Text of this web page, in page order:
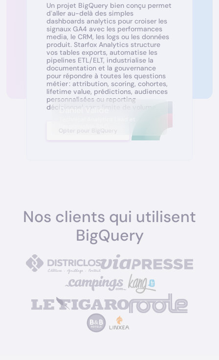
Un projet BigQuery bien conçu permet
d’aller au-delà des simples
dashboards analytics pour croiser les
signaux GA4 avec les performances
media, le CRM, les logs ou les données
produit. Starfox Analytics structure
vos tables exports, automatise les
pipelines ETL/ELT, industrialise la
documentation et la gouvernance
pour répondre à toutes les questions
métier : attribution, scoring, cohortes,
lifetime value, prédictions, audiences
personnalisées ou reporting
décisionnel sans limite de volume.
Opter pour BigQuery
Daniel Valide
Nos clients qui utilisent
BigQuery